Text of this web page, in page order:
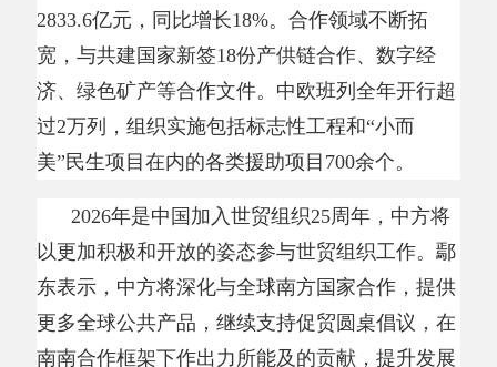
主办：阿克陶县人民政府办公室 政府网站标识
码：6530220001
编：845550
地 址：新疆阿克陶县文化东路188号 法律声明
中国互联网举报中心
新公网安备65302202000102号
新ICP备
12003422号
关于我们